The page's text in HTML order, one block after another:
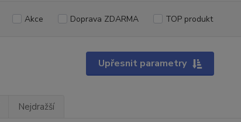
Upřesnit parametry
Akce Doprava ZDARMA TOP produkt
Nejdražší